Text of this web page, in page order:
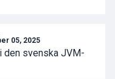
05, 2025
den svenska JVM-